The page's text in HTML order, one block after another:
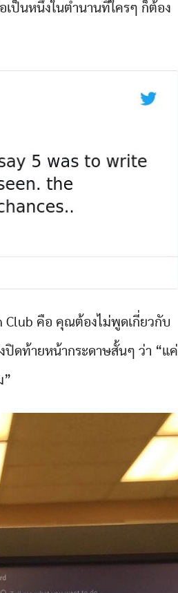
ป็นหนึ่งในตำนานที่ใครๆ ก็ต้อง
Club คือ คุณต้องไม่พูดเกี่ยวกับ
ปิดท้ายหน้ากระดาษสั้นๆ ว่า “แค่
”